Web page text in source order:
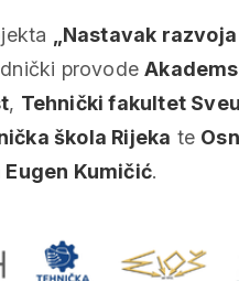
„Nastavak
provode
, Tehnički fakultet
škola Rijeka te
Kumičić.